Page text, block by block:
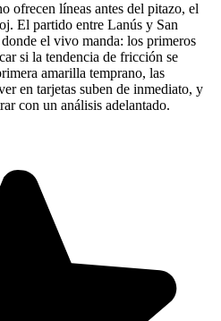
ofrecen líneas antes del pitazo, el
El partido entre Lanús y San
el vivo manda: los primeros
si la tendencia de fricción se
amarilla temprano, las
en tarjetas suben de inmediato, y
con un análisis adelantado.